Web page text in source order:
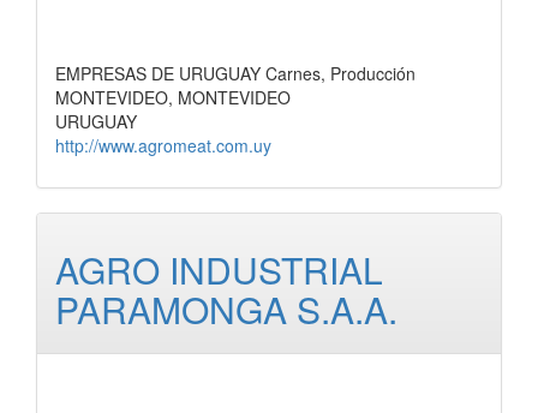
EMPRESAS DE URUGUAY Carnes, Producción
MONTEVIDEO, MONTEVIDEO
URUGUAY
http://www.agromeat.com.uy
AGRO INDUSTRIAL
PARAMONGA S.A.A.